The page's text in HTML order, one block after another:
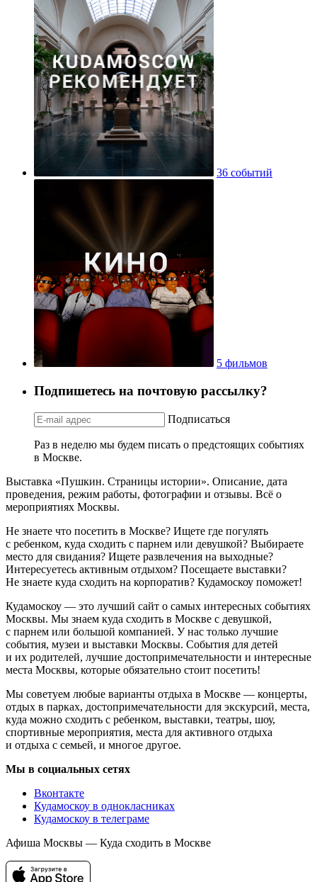
36 событий
5 фильмов
Подпишетесь на почтовую рассылку?
Подписаться
Раз в неделю мы будем писать о предстоящих событиях
в Москве.
Выставка «Пушкин. Страницы истории». Описание, дата
проведения, режим работы, фотографии и отзывы. Всё о
мероприятиях Москвы.
Не знаете что посетить в Москве? Ищете где погулять
с ребенком, куда сходить с парнем или девушкой? Выбираете
место для свидания? Ищете развлечения на выходные?
Интересуетесь активным отдыхом? Посещаете выставки?
Не знаете куда сходить на корпоратив? Кудамоскоу поможет!
Кудамоскоу — это лучший сайт о самых интересных событиях
Москвы. Мы знаем куда сходить в Москве с девушкой,
с парнем или большой компанией. У нас только лучшие
события, музеи и выставки Москвы. События для детей
и их родителей, лучшие достопримечательности и интересные
места Москвы, которые обязательно стоит посетить!
Мы советуем любые варианты отдыха в Москве — концерты,
отдых в парках, достопримечательности для экскурсий, места,
куда можно сходить с ребенком, выставки, театры, шоу,
спортивные мероприятия, места для активного отдыха
и отдыха с семьей, и многое другое.
Мы в социальных сетях
Вконтакте
Кудамоскоу в однокласниках
Кудамоскоу в телеграме
Афиша Москвы — Куда сходить в Москве